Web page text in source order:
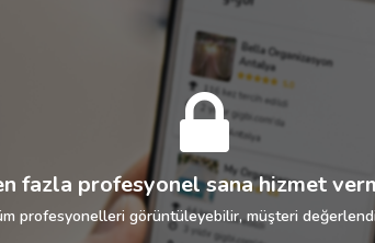
fazla profesyonel sana hizmet
profesyonelleri görüntüleyebilir, müşteri